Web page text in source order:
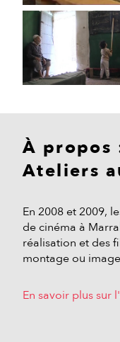
À propos
Ateliers
En 2008 et 2009,
de cinéma à
réalisation et des
montage ou
En savoir plus sur